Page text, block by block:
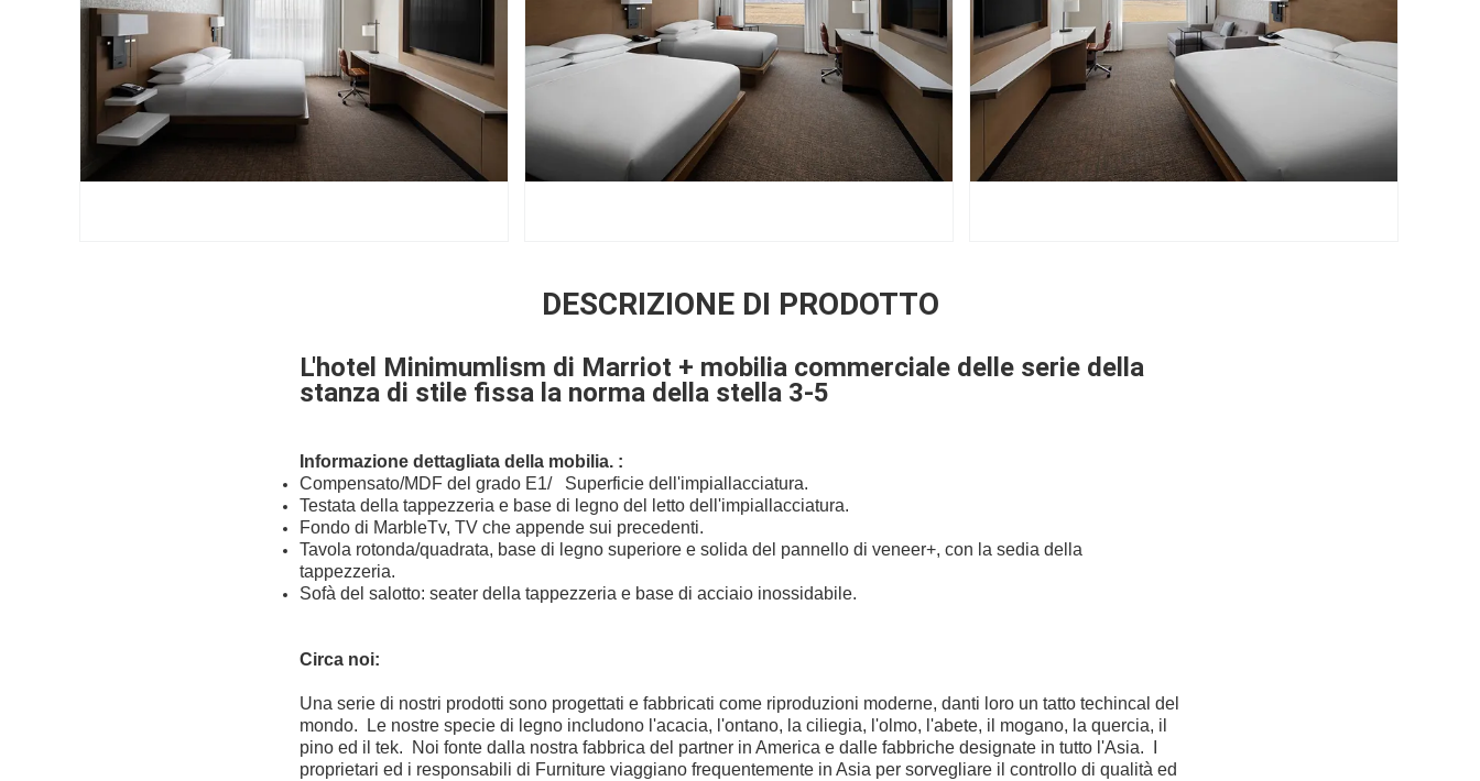
DESCRIZIONE DI PRODOTTO
L'hotel Minimumlism di Marriot + mobilia commerciale delle serie della
stanza di stile fissa la norma della stella 3-5
Informazione dettagliata della mobilia. :
Compensato/MDF del grado E1/ Superficie dell'impiallacciatura.
Testata della tappezzeria e base di legno del letto dell'impiallacciatura.
Fondo di MarbleTv, TV che appende sui precedenti.
Tavola rotonda/quadrata, base di legno superiore e solida del pannello di veneer+, con la sedia della
tappezzeria.
Sofà del salotto: seater della tappezzeria e base di acciaio inossidabile.
Circa noi:
Una serie di nostri prodotti sono progettati e fabbricati come riproduzioni moderne, danti loro un tatto techincal del
mondo. Le nostre specie di legno includono l'acacia, l'ontano, la ciliegia, l'olmo, l'abete, il mogano, la quercia, il
pino ed il tek. Noi fonte dalla nostra fabbrica del partner in America e dalle fabbriche designate in tutto l'Asia. I
proprietari ed i responsabili di Furniture viaggiano frequentemente in Asia per sorvegliare il controllo di qualità ed